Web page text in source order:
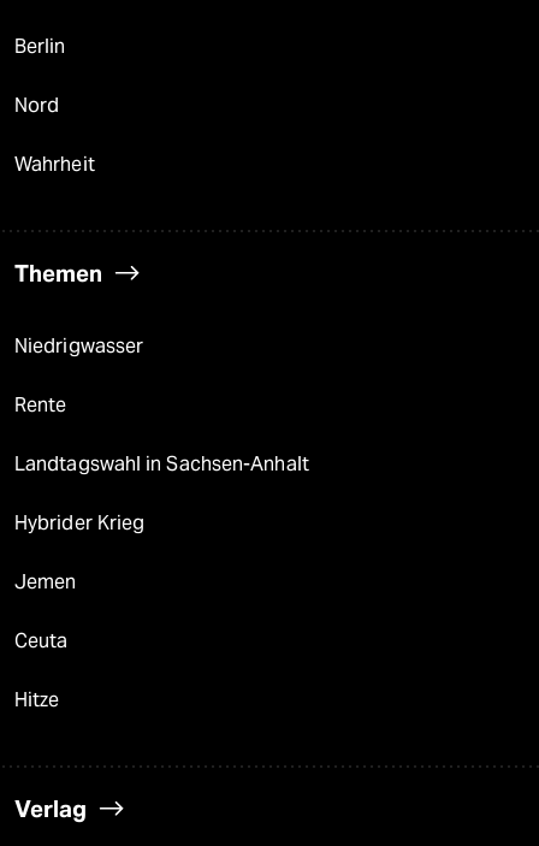
Berlin
Nord
Wahrheit
Themen
Niedrigwasser
Rente
Landtagswahl in Sachsen-Anhalt
Hybrider Krieg
Jemen
Ceuta
Hitze
Verlag